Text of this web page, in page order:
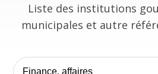
Liste des institutions
municipales et autre